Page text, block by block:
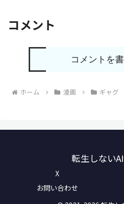
コメント
コメントを
ホーム 漫画 ギャグ
転生しない
X
お問い合わせ